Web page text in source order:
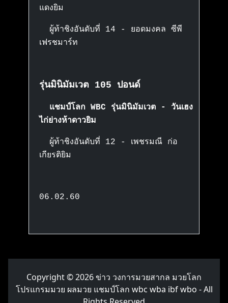
แดงยิม
ผู้ท้าชิงอันดับที่ 14 - ยอดมงคล ซีพี
เฟรชมาร์ท
รุ่นมินิมัมเวต 105 ปอนด์
แชมป์โลก WBC รุ่นมินิมัมเวต - วันเฮง
ไก่ย่างห้าดาวยิม
ผู้ท้าชิงอันดับที่ 12 - เพชรมณี ก่อ
เกียรติยิม
06.02.60
Copyright © 2026ข่าว วงการมวยสากล มวยโลก
โปรแกรมมวย ผลมวย แชมป์โลก wbc wba ibf wbo - All